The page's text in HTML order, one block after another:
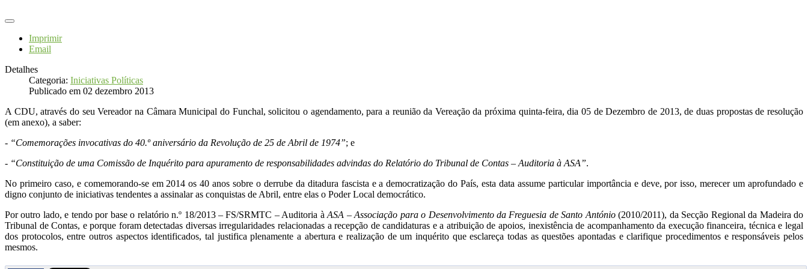
Imprimir
Email
Detalhes
Categoria: Iniciativas Políticas
Publicado em 02 dezembro 2013
A CDU, através do seu Vereador na Câmara Municipal do Funchal, solicitou o agendamento, para a reunião da Vereação da próxima quinta-feira, dia 05 de Dezembro de 2013, de duas propostas de resolução
(em anexo), a saber:
- “Comemorações invocativas do 40.º aniversário da Revolução de 25 de Abril de 1974”; e
- “Constituição de uma Comissão de Inquérito para apuramento de responsabilidades advindas do Relatório do Tribunal de Contas – Auditoria à ASA”.
No primeiro caso, e comemorando-se em 2014 os 40 anos sobre o derrube da ditadura fascista e a democratização do País, esta data assume particular importância e deve, por isso, merecer um aprofundado e
digno conjunto de iniciativas tendentes a assinalar as conquistas de Abril, entre elas o Poder Local democrático.
Por outro lado, e tendo por base o relatório n.º 18/2013 – FS/SRMTC – Auditoria àASA – Associação para o Desenvolvimento da Freguesia de Santo António(2010/2011), da Secção Regional da Madeira do
Tribunal de Contas, e porque foram detectadas diversas irregularidades relacionadas a recepção de candidaturas e a atribuição de apoios, inexistência de acompanhamento da execução financeira, técnica e legal
dos protocolos, entre outros aspectos identificados, tal justifica plenamente a abertura e realização de um inquérito que esclareça todas as questões apontadas e clarifique procedimentos e responsáveis pelos
mesmos.